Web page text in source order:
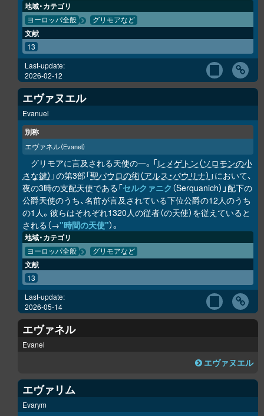
地域・カテゴリ
ヨーロッパ全般 グリモアなど
文献
13
Last-update:
2026-02-12
エヴァヌエル
Evanuel
別称
エヴァネル（Evanel）
グリモアに言及される天使の一。「レメゲトン（ソロモンの小
さな鍵） 」の第3部「聖パウロの術（アルス・パウリナ） 」において、
夜の3時の支配天使である「セルクァニク （Serquanich）」配下の
公爵天使のうち、名前が言及されている下位公爵の12人のうち
の1人。彼らはそれぞれ1320人の従者（の天使）を従えていると
される（→"時間の天使"）。
地域・カテゴリ
ヨーロッパ全般 グリモアなど
文献
13
Last-update:
2026-05-14
エヴァネル
Evanel
エヴァヌエル
エヴァリム
Evarym